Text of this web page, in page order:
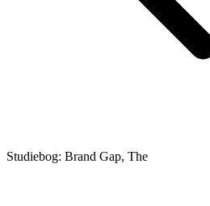
Studiebog: Brand Gap, The